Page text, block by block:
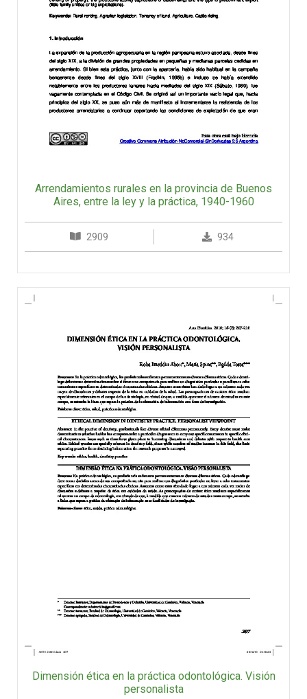
Arrendamientos rurales en la provincia de Buenos
Aires, entre la ley y la práctica, 1940-1960
2909 934
Dimensión ética en la práctica odontológica. Visión
personalista